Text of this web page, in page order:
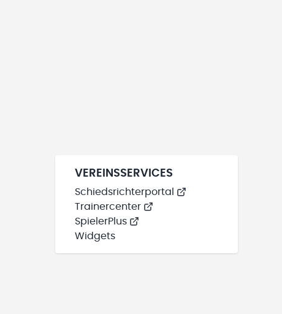
VEREINSSERVICES
Schiedsrichterportal
Trainercenter
SpielerPlus
Widgets